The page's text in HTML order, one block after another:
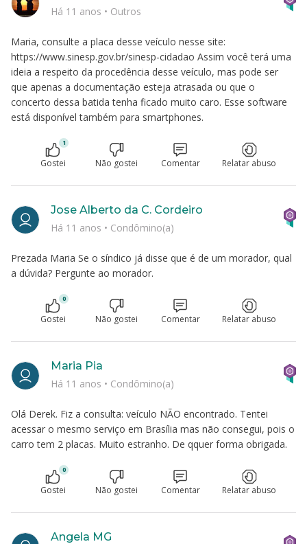
Maria, consulte a placa desse veículo nesse site:
https://www.sinesp.gov.br/sinesp-cidadao Assim você terá uma
ideia a respeito da procedência desse veículo, mas pode ser
que apenas a documentação esteja atrasada ou que o
concerto dessa batida tenha ficado muito caro. Esse software
está disponível também para smartphones.
Há 11 anos • Outros
1
Gostei Não gostei Comentar Relatar abuso
Prezada Maria Se o síndico já disse que é de um morador, qual
a dúvida? Pergunte ao morador.
Jose Alberto da C. Cordeiro
Há 11 anos • Condômino(a)
0
Gostei Não gostei Comentar Relatar abuso
Olá Derek. Fiz a consulta: veículo NÃO encontrado. Tentei
acessar o mesmo serviço em Brasília mas não consegui, pois o
carro tem 2 placas. Muito estranho. De qquer forma obrigada.
Maria Pia
Há 11 anos • Condômino(a)
0
Gostei Não gostei Comentar Relatar abuso
Angela MG